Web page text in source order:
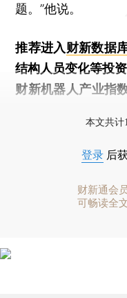
题。”他说。
推荐进入财新数据
结构人员变化等投资
财新机器人产业指
本文共计
登录 后
财新通会
可畅读全